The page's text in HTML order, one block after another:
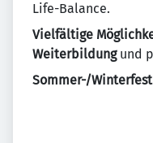
Life-Balance.
Vielfältige
Weiterbildungund
Sommer-/Winterfest